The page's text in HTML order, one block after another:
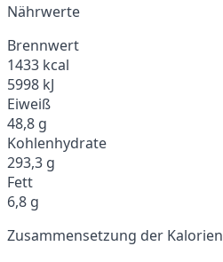
Nährwerte
Brennwert
1433 kcal
5998 kJ
Eiweiß
48,8 g
Kohlenhydrate
293,3 g
Fett
6,8 g
Zusammensetzung der Kalorien